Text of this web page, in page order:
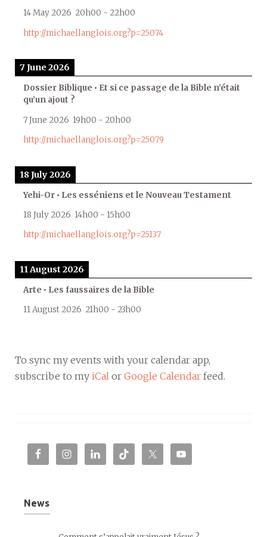
14 May 2026 20h00 - 22h00
http://michaellanglois.org?p=25074
7 June 2026
Dossier Biblique • Et si ce passage de la Bible n’était
qu’un ajout ?
7 June 2026 19h00 - 20h00
http://michaellanglois.org?p=25079
18 July 2026
Yehi-Or • Les esséniens et le Nouveau Testament
18 July 2026 14h00 - 15h00
http://michaellanglois.org?p=25137
11 August 2026
Arte • Les faussaires de la Bible
11 August 2026 21h00 - 23h00
To sync my events with your calendar app,
subscribe to my iCal or Google Calendar feed.
News